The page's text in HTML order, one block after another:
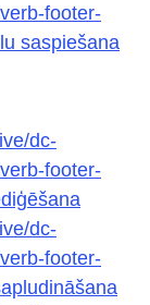
footer-
saspiešana
dc-
footer-
dc-
footer-